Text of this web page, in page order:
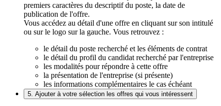
premiers caractères du descriptif du poste, la date de
publication de l'offre.
Vous accédez au détail d'une offre en cliquant sur son intitulé
ou sur le logo sur la gauche. Vous retrouvez :
le détail du poste recherché et les éléments de contrat
le détail du profil du candidat recherché par l'entreprise
les modalités pour répondre à cette offre
la présentation de l'entreprise (si présente)
les informations complémentaires le cas échéant
5. Ajouter à votre sélection les offres qui vous intéressent